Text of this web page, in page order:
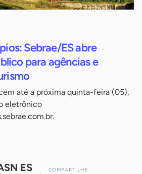
Sebrae/ES abre
para agências e
até a próxima quinta-feira (05),
eletrônico
.
ES COMPARTILHE